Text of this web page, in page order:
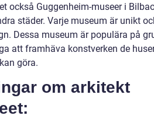
också Guggenheim-museer i
städer. Varje museum är unikt
Dessa museum är populära på
att framhäva konstverken de
göra.
om arkitekt